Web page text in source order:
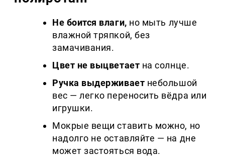
Не боится влаги, но мыть лучше
влажной тряпкой, без
замачивания.
Цвет не выцветает на солнце.
Ручка выдерживает небольшой
вес — легко переносить вёдра или
игрушки.
Мокрые вещи ставить можно, но
надолго не оставляйте — на дне
может застояться вода.